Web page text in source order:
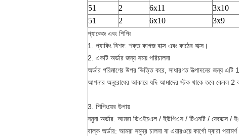
51
2 6x11 3x10
51
2 6x10 3x9
প্যাকেজ এবং শিপিং
1. প্যাকিং বিশদ: শক্ত কাগজ বাক্স এবং কাঠের বাক্স।
2. একটি অর্ডার জন্য সময় পরিচালনা
অর্ডার পরিমাণের উপর ভিত্তি করে, সাধারণত উত্পাদনের জন্য
আপনার অনুরোধের আকারে যদি আমাদের স্টক থাকে তবে কেবল 2
3. শিপিংয়ের উপায়
নমুনা অর্ডার: আমরা ডিএইচএল / ইউপিএস / টিএনটি / ফেডেক্স /
বাল্ক অর্ডার: আমরা সমুদ্র চালনা বা এয়ারওয়ে কার্গো দ্বারা